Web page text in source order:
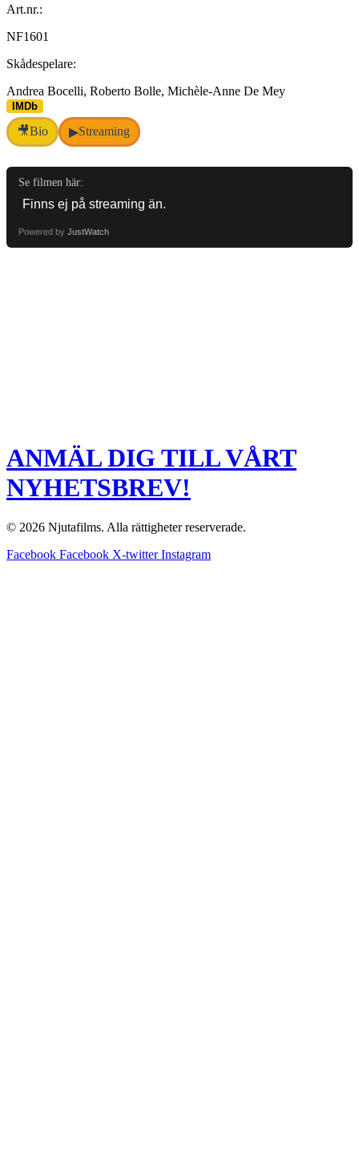
Art.nr.:
NF1601
Skådespelare:
Andrea Bocelli, Roberto Bolle, Michèle-Anne De Mey
IMDb
🎥Bio ▶Streaming
Se filmen här:
Powered by JustWatch
ANMÄL DIG TILL VÅRT
NYHETSBREV!
© 2026 Njutafilms. Alla rättigheter reserverade.
Facebook Facebook X-twitter Instagram